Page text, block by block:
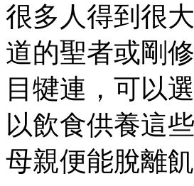
很多人得到很
道的聖者或剛
目犍連，可以
以飲食供養這
母親便能脫離